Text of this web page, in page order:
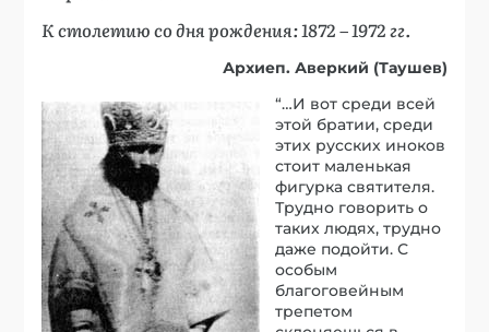
К столетию со дня рождения: 1872 – 1972 гг.
Архиеп. Аверкий (Таушев)
“…И вот среди всей
этой братии, среди
этих русских иноков
стоит маленькая
фигурка святителя.
Трудно говорить о
таких людях, трудно
даже подойти. С
особым
благоговейным
трепетом